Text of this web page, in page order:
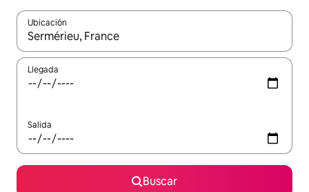
Ubicación
Cuando los resultados estén disponibles, podrás navegar
Llegada
Salida
Buscar